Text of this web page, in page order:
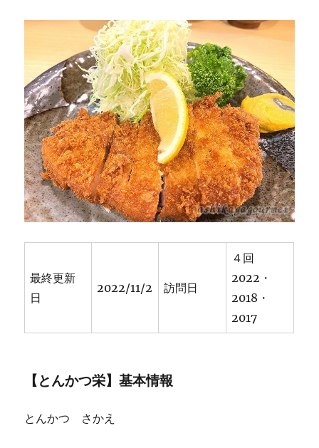
ゥ
ー
店]
に
最終更新
日
2022/11/2 訪問日
４回
2022・
2018・
2017
【とんかつ栄】基本情報
とんかつ さかえ